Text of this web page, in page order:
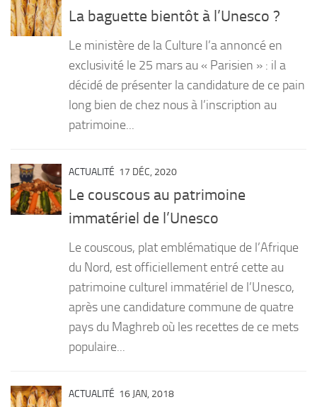
La baguette bientôt à l’Unesco ?
Le ministère de la Culture l’a annoncé en
exclusivité le 25 mars au « Parisien » : il a
décidé de présenter la candidature de ce pain
long bien de chez nous à l’inscription au
patrimoine...
ACTUALITÉ 17 DÉC, 2020
Le couscous au patrimoine
immatériel de l’Unesco
Le couscous, plat emblématique de l’Afrique
du Nord, est officiellement entré cette au
patrimoine culturel immatériel de l’Unesco,
après une candidature commune de quatre
pays du Maghreb où les recettes de ce mets
populaire...
ACTUALITÉ 16 JAN, 2018